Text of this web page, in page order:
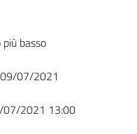
più basso
09/07/2021
07/2021 13:00